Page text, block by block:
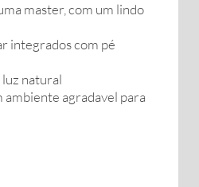
master, com um lindo
integrados com pé
natural
agradavel para